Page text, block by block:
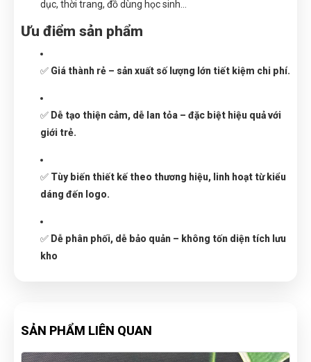
dục, thời trang, đồ dùng học sinh…
Ưu điểm sản phẩm
✅ Giá thành rẻ – sản xuất số lượng lớn tiết kiệm chi phí.
✅ Dễ tạo thiện cảm, dễ lan tỏa – đặc biệt hiệu quả với
giới trẻ.
✅ Tùy biến thiết kế theo thương hiệu, linh hoạt từ kiểu
dáng đến logo.
✅ Dễ phân phối, dễ bảo quản – không tốn diện tích lưu
kho
SẢN PHẨM LIÊN QUAN